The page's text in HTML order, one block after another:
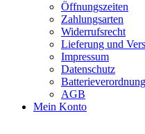
Öffnungszeiten
Zahlungsarten
Widerrufsrecht
Lieferung und
Impressum
Datenschutz
Batterieverordnung
AGB
Mein Konto